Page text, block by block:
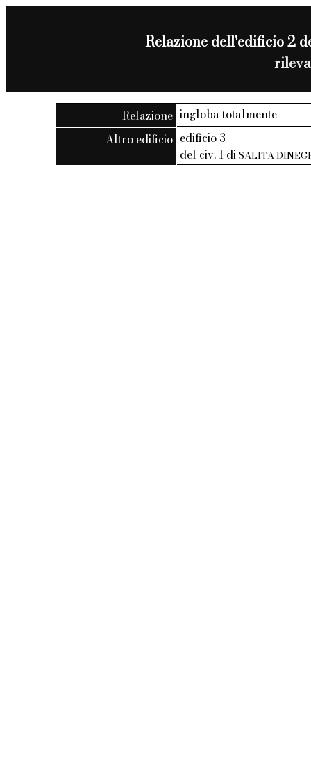
Relazione dell'edificio 2
Relazione ingloba totalmente
Altro edificio edificio 3
del civ. 1 diSALITA